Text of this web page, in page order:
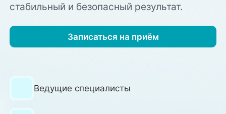
стабильный и безопасный результат.
Записаться на приём
Ведущие специалисты